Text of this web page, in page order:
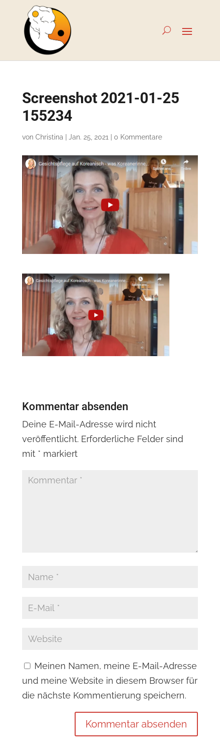
Screenshot 2021-01-25
155234
von Christina Jan. 25, 2021 0 Kommentare
Kommentar absenden
Deine E-Mail-Adresse wird nicht
veröffentlicht. Erforderliche Felder sind
mit * markiert
Meinen Namen, meine E-Mail-Adresse
und meine Website in diesem Browser für
die nächste Kommentierung speichern.